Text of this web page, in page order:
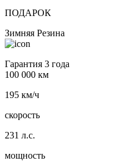
ПОДАРОК
Зимняя Резина
Гарантия 3 года
100 000 км
195 км/ч
скорость
231 л.с.
мощность